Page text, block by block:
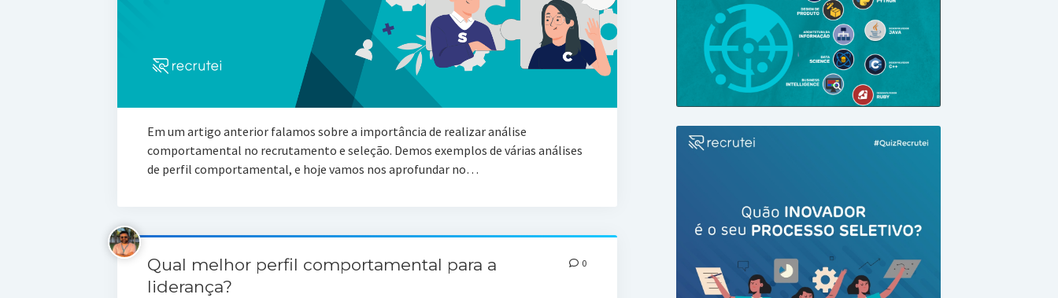
Em um artigo anterior falamos sobre a importância de realizar análise
comportamental no recrutamento e seleção. Demos exemplos de várias análises
de perfil comportamental, e hoje vamos nos aprofundar no…
Qual melhor perfil comportamental para a
liderança?
0